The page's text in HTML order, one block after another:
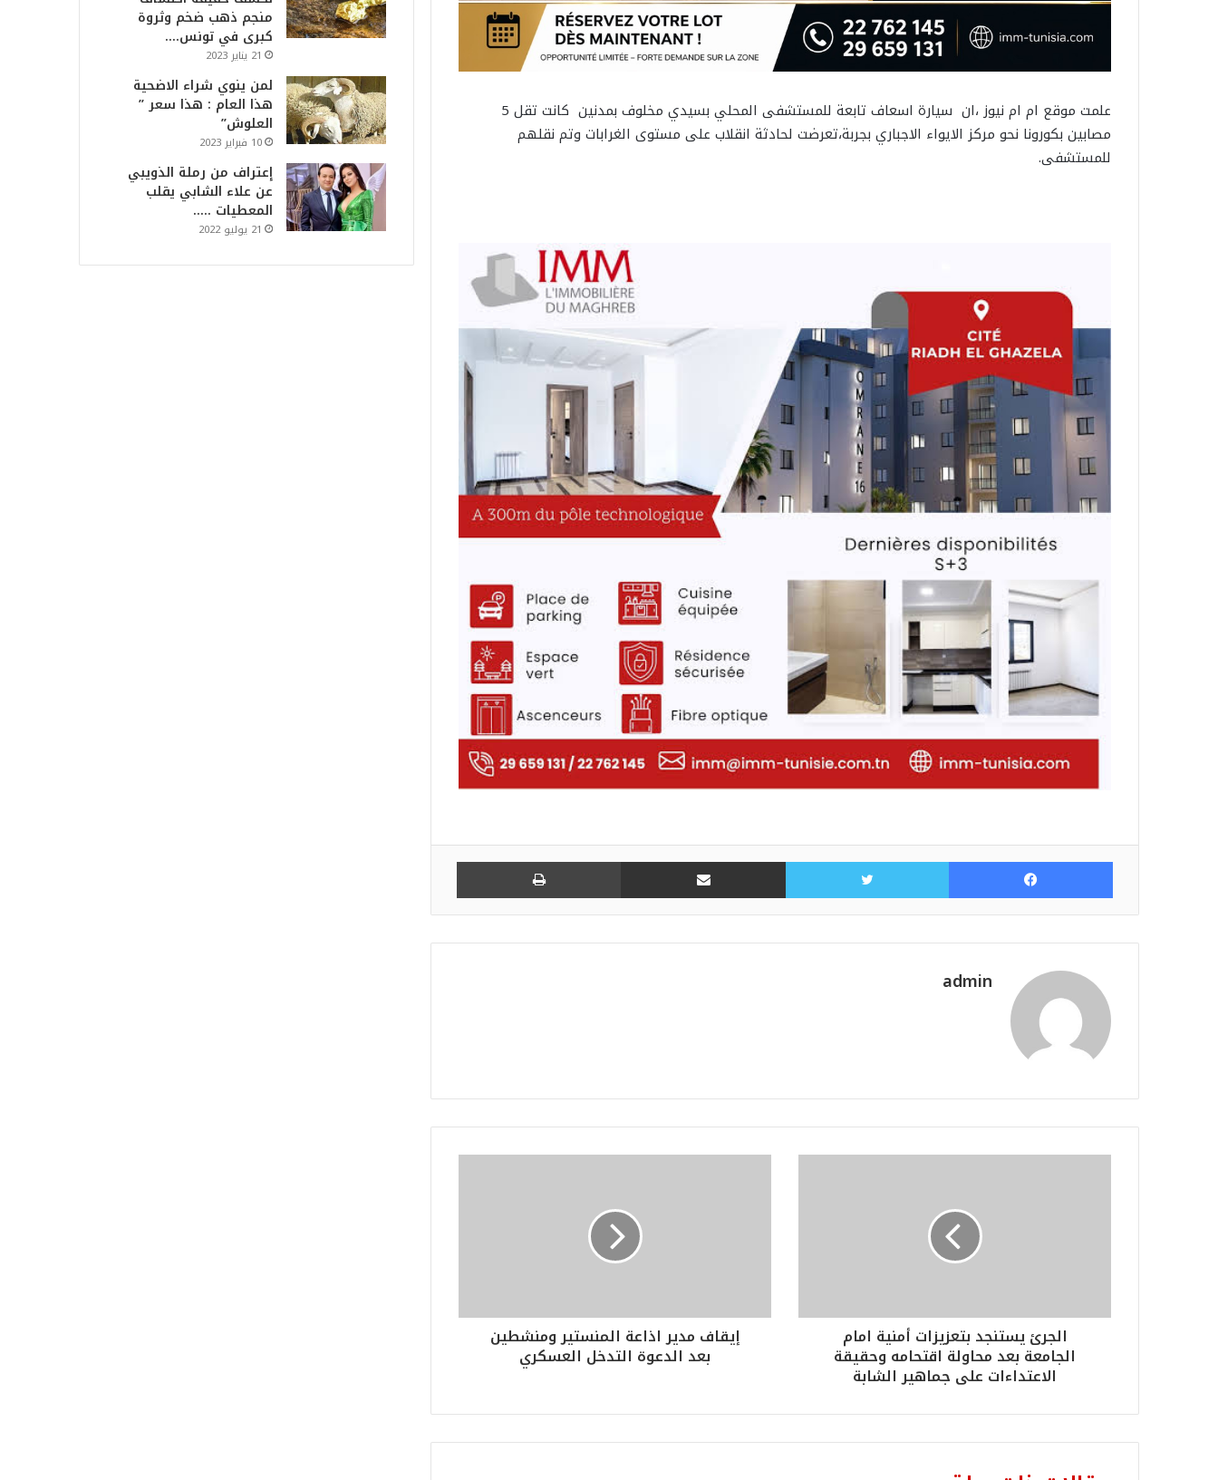
علمت موقع ام ام نيوز ،ان سيارة اسعاف تابعة للمستشفى المحلي بسيدي مخلوف بمدنين كانت تقل 5
مصابين بكورونا نحو مركز الايواء الاجباري بجربة،تعرضت لحادثة انقلاب على مستوى الغرابات وتم نقلهم
للمستشفى.
فيسبوك تويتر مشاركة عبر البريد طباعة
admin
الجرئ يستنجد بتعزيزات أمنية امام
الجامعة بعد محاولة اقتحامه وحقيقة
الاعتداءات على جماهير الشابة
إيقاف مدير اذاعة المنستير ومنشطين
بعد الدعوة التدخل العسكري
منجم ذهب ضخم وثروة
كبرى في تونس….
21 يناير 2023
لمن ينوي شراء الاضحية
هذا العام : هذا سعر ”
العلوش”
10 فبراير 2023
إعتراف من رملة الذويبي
عن علاء الشابي يقلب
المعطيات …..
21 يوليو 2022